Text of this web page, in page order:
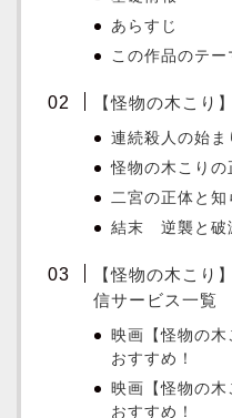
あらすじ
この作品のテー
【怪物の木こり
連続殺人の始ま
怪物の木こりの
二宮の正体と
結末 逆襲と破
【怪物の木こり
信サービス一覧
映画【怪物の
おすすめ！
映画【怪物の
おすすめ！